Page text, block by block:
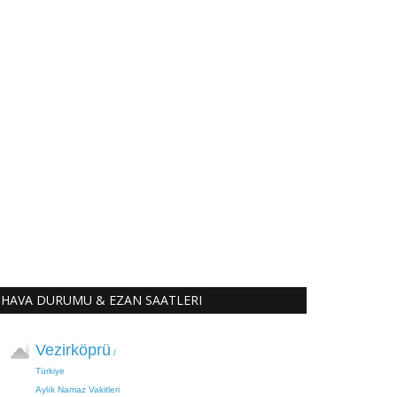
HAVA DURUMU & EZAN SAATLERI